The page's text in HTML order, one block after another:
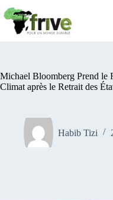
au
contenu
Michael Bloomberg Prend le
Climat après le Retrait des
Habib Tizi